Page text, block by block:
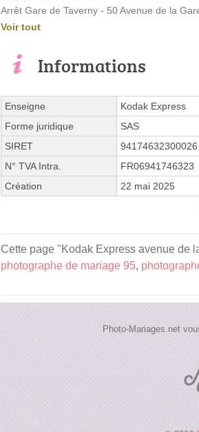
Arrêt Gare de Taverny - 50 Avenue de la
Voir tout
Informations
Enseigne
Kodak Express
Forme juridique
SAS
SIRET
94174632300026
N° TVA Intra.
FR06941746323
Création
22 mai 2025
Cette page "Kodak Express avenue de
photographe de mariage 95,
Photo-Mariages.net